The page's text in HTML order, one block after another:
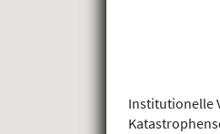
Institutionelle